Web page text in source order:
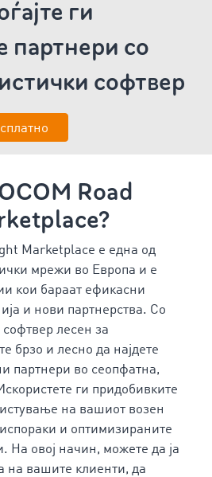
ги
партнери со
софтвер
Road
Marketplace е една од
мрежи во Европа и е
кои бараат ефикасни
и нови партнерства. Со
лесен за
брзо и лесно да најдете
партнери во сеопфатна,
ги придобивките
на вашиот возен
и оптимизираните
На овој начин, можете да ја
на вашите клиенти, да